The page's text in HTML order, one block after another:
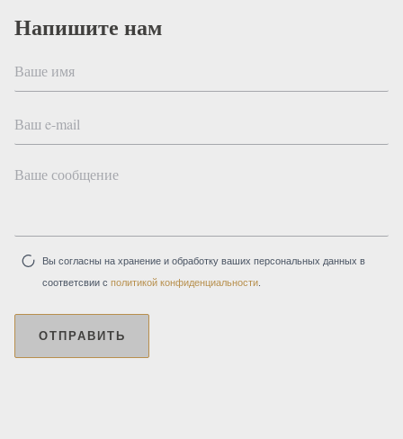
Напишите нам
Вы согласны на хранение и обработку ваших персональных данных в
соответсвии сполитикой конфиденциальности
ОТПРАВИТЬ